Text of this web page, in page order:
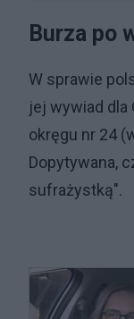
Burza po
W sprawie
jej wywiad dla
okręgu nr 24
Dopytywana,
sufrażystką".